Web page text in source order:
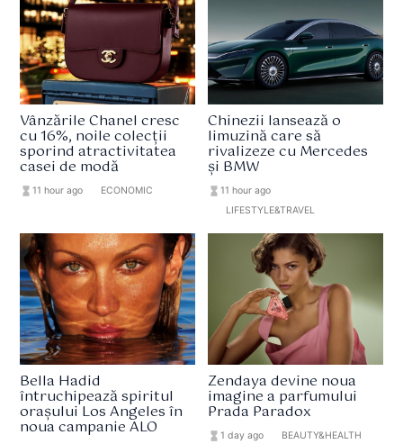
Vânzările Chanel cresc
cu 16%, noile colecții
sporind atractivitatea
casei de modă
hourglass_full11 hour ago ECONOMIC
Chinezii lansează o
limuzină care să
rivalizeze cu Mercedes
și BMW
hourglass_full 11 hour ago
LIFESTYLE&TRAVEL
Bella Hadid
întruchipează spiritul
orașului Los Angeles în
noua campanie ALO
Zendaya devine noua
imagine a parfumului
Prada Paradox
hourglass_full 1 day ago BEAUTY&HEALTH